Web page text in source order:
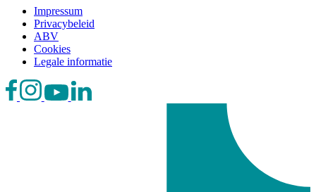
Impressum
Privacybeleid
ABV
Cookies
Legale informatie